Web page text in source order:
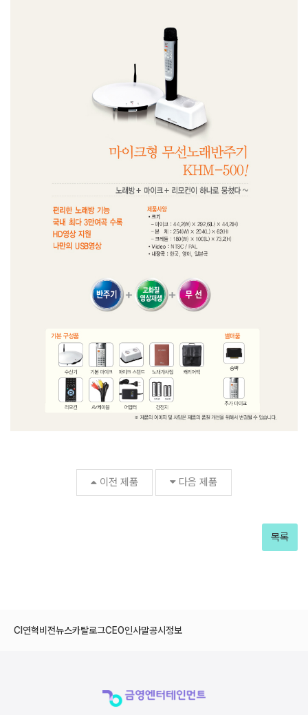
이전 제품 다음 제품
목록
CI 연혁비전뉴스카탈로그CEO인사말공시정보